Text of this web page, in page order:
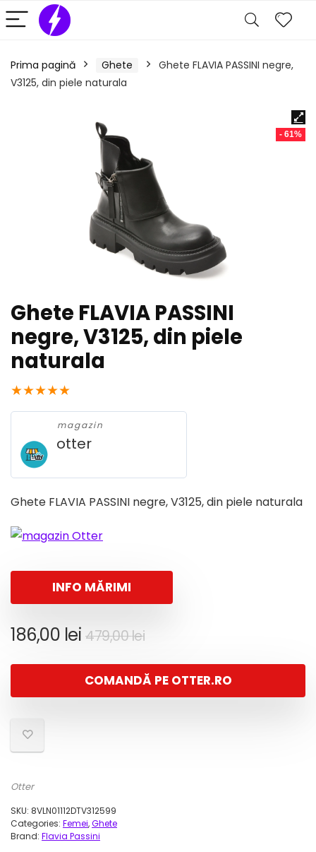
Prima pagină Ghete
Ghete FLAVIA PASSINI negre,
V3125, din piele naturala
- 61%
Ghete FLAVIA PASSINI
negre, V3125, din piele
naturala
★★★★★
magazin
otter
Ghete FLAVIA PASSINI negre, V3125, din piele naturala
INFO MĂRIMI
479,00leiPrețul
a
fost:
186,00 lei
Prețul
este:
186,00 lei.
COMANDĂ PE OTTER.RO
Otter
SKU: 8VLN01112DTV312599
Categories: Femei,Ghete
Brand: Flavia Passini